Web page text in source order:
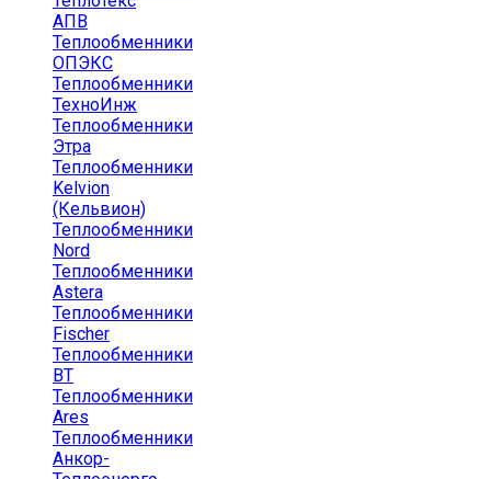
АПВ
Теплообменники
ОПЭКС
Теплообменники
ТехноИнж
Теплообменники
Этра
Теплообменники
Kelvion
(Кельвион)
Теплообменники
Nord
Теплообменники
Astera
Теплообменники
Fischer
Теплообменники
ВТ
Теплообменники
Ares
Теплообменники
Анкор-